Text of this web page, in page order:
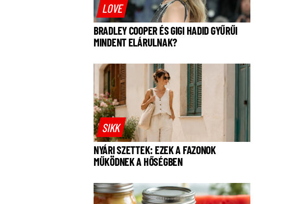
LOVE
BRADLEY COOPER ÉS GIGI HADID GYŰRŰI
MINDENT ELÁRULNAK?
SIKK
NYÁRI SZETTEK: EZEK A FAZONOK
MŰKÖDNEK A HŐSÉGBEN